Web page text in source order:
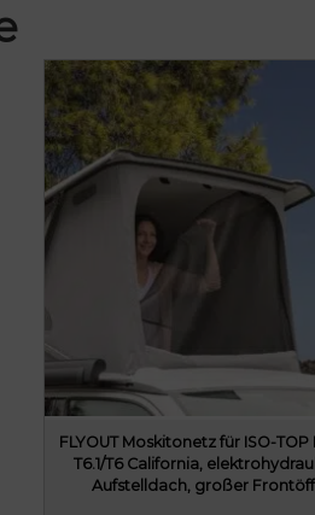
FLYOUT Moskitonetz für ISO-TOP
T6.1/T6 California,
Aufstelldach, großer